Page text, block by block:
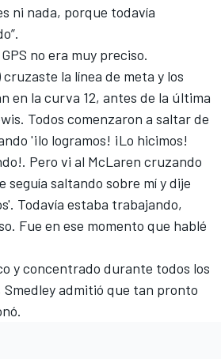
ni nada, porque todavía
no era muy preciso.
la línea de meta y los
en la curva 12, antes de la última
Todos comenzaron a saltar de
'¡lo logramos! ¡Lo hicimos!
Pero vi al McLaren cruzando
seguía saltando sobre mí y dije
Todavía estaba trabajando,
Fue en ese momento que hablé
y concentrado durante todos los
Smedley admitió que tan pronto